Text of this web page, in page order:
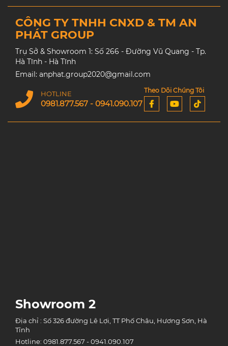
CÔNG TY TNHH CNXD & TM AN
PHÁT GROUP
Trụ Sở & Showroom 1: Số 266 - Đường Vũ Quang - Tp.
Hà Tĩnh - Hà Tĩnh
Email: anphat.group2020@gmail.com
HOTLINE
0981.877.567 - 0941.090.107
Theo Dõi Chúng Tôi
Showroom 2
Địa chỉ : Số 326 đường Lê Lợi, TT Phố Châu, Hương Sơn, Hà
Tĩnh
Hotline: 0981.877.567 - 0941.090.107